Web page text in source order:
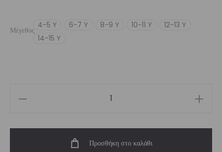
Μέγεθος
4-5 Y 6-7 Y 8-9 Y 10-11 Y
12-13 Y
14-15 Y
Προσθήκη στο καλάθι